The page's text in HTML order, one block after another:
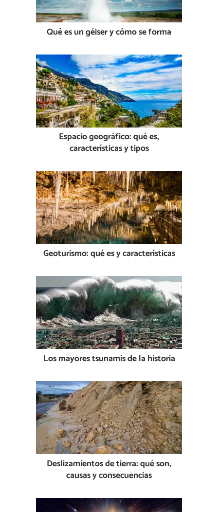
Qué es un géiser y cómo se forma
Espacio geográfico: qué es,
características y tipos
Geoturismo: qué es y características
Los mayores tsunamis de la historia
Deslizamientos de tierra: qué son,
causas y consecuencias